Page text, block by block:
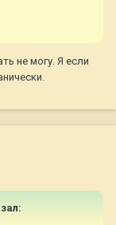
не могу. Я если